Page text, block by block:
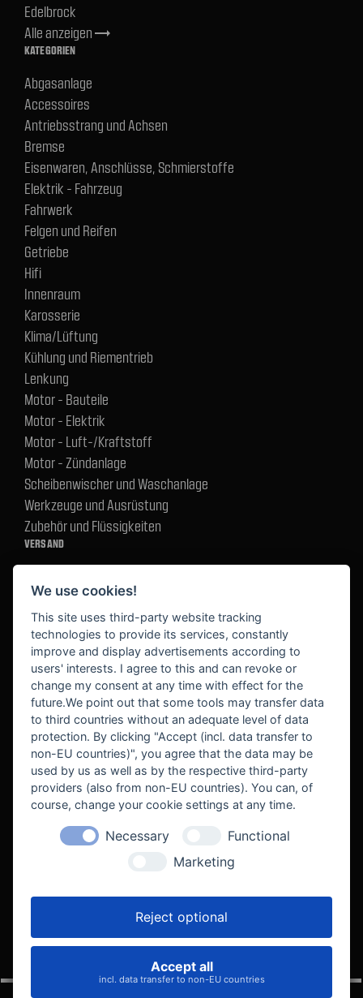
Edelbrock
Alle anzeigentrending_flat
KATEGORIEN
Abgasanlage
Accessoires
Antriebsstrang und Achsen
Bremse
Eisenwaren, Anschlüsse, Schmierstoffe
Elektrik - Fahrzeug
Fahrwerk
Felgen und Reifen
Getriebe
Hifi
Innenraum
Karosserie
Klima/Lüftung
Kühlung und Riementrieb
Lenkung
Motor - Bauteile
Motor - Elektrik
Motor - Luft-/Kraftstoff
Motor - Zündanlage
Scheibenwischer und Waschanlage
Werkzeuge und Ausrüstung
Zubehör und Flüssigkeiten
VERSAND
BEKANNT AUS
VELOCITY AUTOMOTIVE
We use cookies!
This site uses third-party website tracking
technologies to provide its services, constantly
improve and display advertisements according to
users' interests. I agree to this and can revoke or
change my consent at any time with effect for the
future.We point out that some tools may transfer data
to third countries without an adequate level of data
protection. By clicking "Accept (incl. data transfer to
non-EU countries)", you agree that the data may be
used by us as well as by the respective third-party
providers (also from non-EU countries). You can, of
course, change your cookie settings at any time.
Necessary
Functional
Marketing
Reject optional
Accept all
incl. data transfer to non-EU countries